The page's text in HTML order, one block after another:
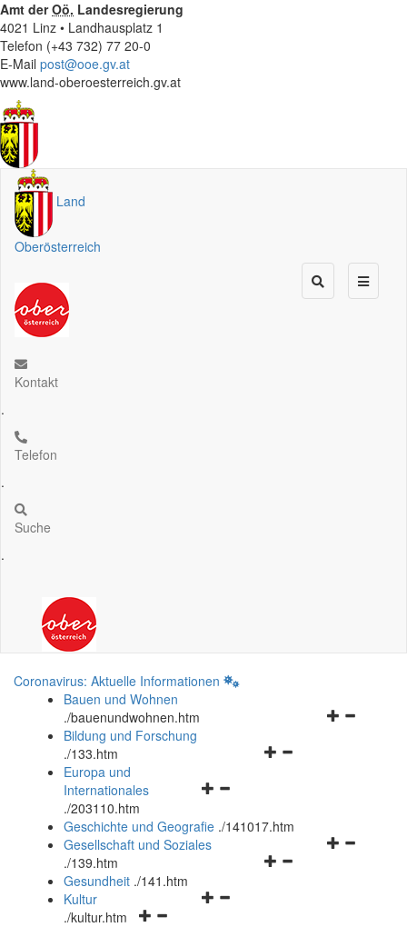
Amt derOö. Landesregierung
4021 Linz • Landhausplatz 1
Telefon (+43 732) 77 20-0
E-Mail post@ooe.gv.at
www.land-oberoesterreich.gv.at
Land
Oberösterreich
Kontakt
.
Telefon
.
Suche
.
Coronavirus: Aktuelle Informationen
Bauen und Wohnen
./bauenundwohnen.htm
Navigationsmenü
Bildung und Forschung
./133.htm
Navigationsmenü
und
schließen
Europa und
Internationales
./203110.htm
Geschichte und Geografie ./141017.htm
Navigationsmenü
Gesellschaft und Soziales
./139.htm
Navigationsmenü
Gesundheit ./141.htm
Navigationsmenü
Kultur
./kultur.htm